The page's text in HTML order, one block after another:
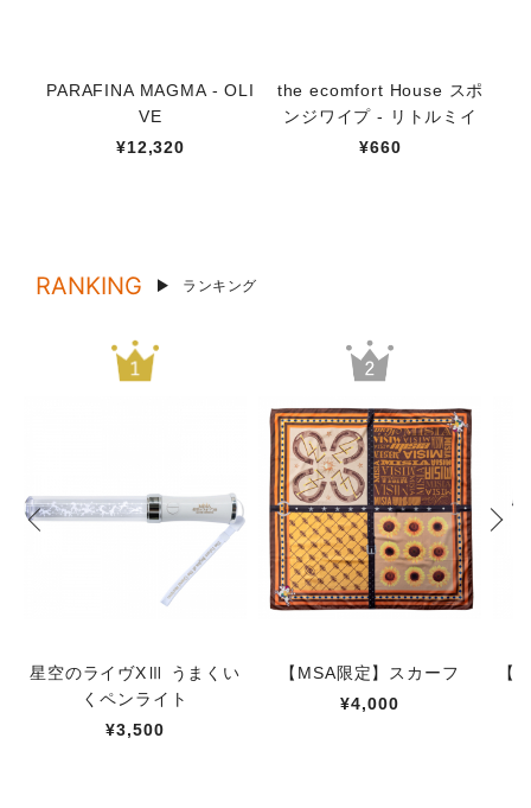
PARAFINA MAGMA - OLI
VE
¥12,320
the ecomfort House スポ
ンジワイプ - リトルミイ
¥660
RANKING ランキング
星空のライヴXⅢ うまくい
くペンライト
¥3,500
【MSA限定】スカーフ
¥4,000
【